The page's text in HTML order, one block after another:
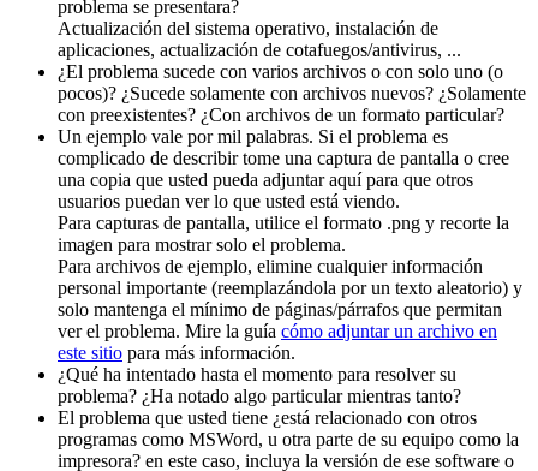
problema se presentara?
Actualización del sistema operativo, instalación de
aplicaciones, actualización de cotafuegos/antivirus, ...
¿El problema sucede con varios archivos o con solo uno (o
pocos)? ¿Sucede solamente con archivos nuevos? ¿Solamente
con preexistentes? ¿Con archivos de un formato particular?
Un ejemplo vale por mil palabras. Si el problema es
complicado de describir tome una captura de pantalla o cree
una copia que usted pueda adjuntar aquí para que otros
usuarios puedan ver lo que usted está viendo.
Para capturas de pantalla, utilice el formato .png y recorte la
imagen para mostrar solo el problema.
Para archivos de ejemplo, elimine cualquier información
personal importante (reemplazándola por un texto aleatorio) y
solo mantenga el mínimo de páginas/párrafos que permitan
ver el problema. Mire la guía cómo adjuntar un archivo en
este sitio para más información.
¿Qué ha intentado hasta el momento para resolver su
problema? ¿Ha notado algo particular mientras tanto?
El problema que usted tiene ¿está relacionado con otros
programas como MSWord, u otra parte de su equipo como la
impresora? en este caso, incluya la versión de ese software o